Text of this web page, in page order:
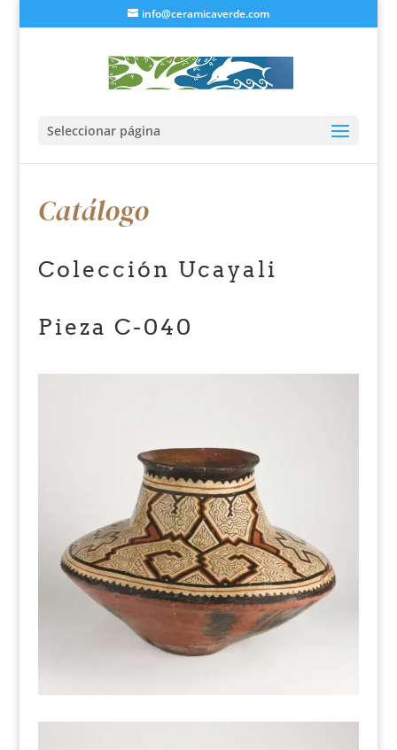
info@ceramicaverde.com
Seleccionar página
Catálogo
Colección Ucayali
Pieza C-040